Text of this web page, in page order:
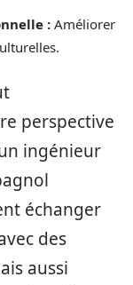
: Améliorer
perspective
ingénieur
échanger
des
aussi